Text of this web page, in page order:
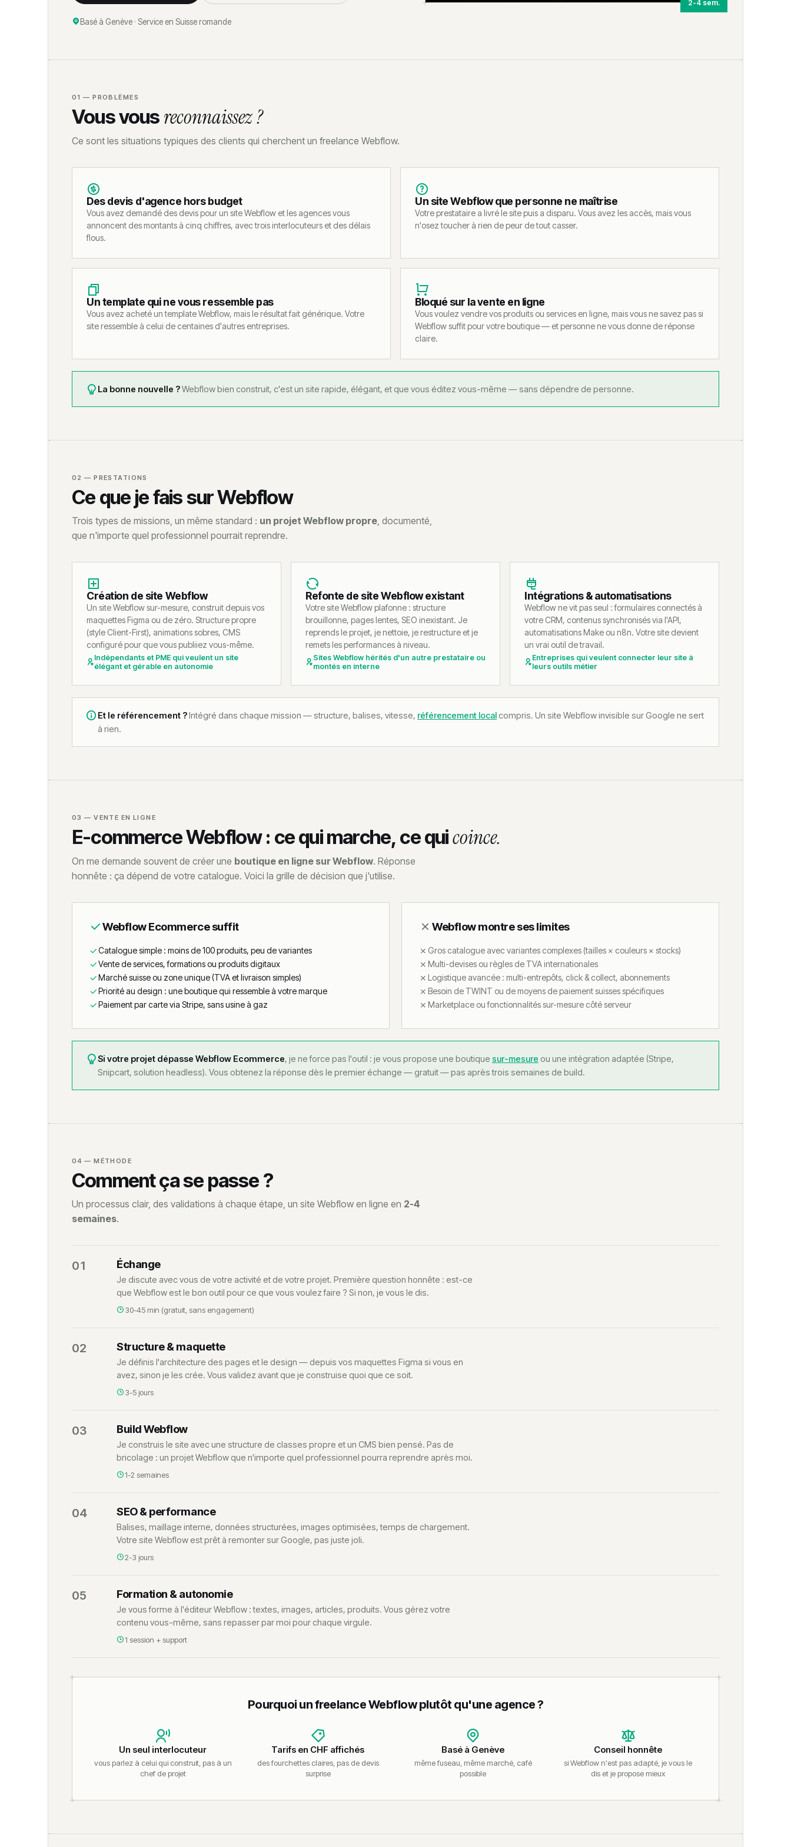
Basé à Genève · Service en Suisse romande
2-4 sem.
01 — PROBLÈMES
Vous vousreconnaissez ?
Ce sont les situations typiques des clients qui cherchent un freelance Webflow.
Des devis d'agence hors budget
Vous avez demandé des devis pour un site Webflow et les agences vous
annoncent des montants à cinq chiffres, avec trois interlocuteurs et des délais
flous.
Un site Webflow que personne ne maîtrise
Votre prestataire a livré le site puis a disparu. Vous avez les accès, mais vous
n'osez toucher à rien de peur de tout casser.
Un template qui ne vous ressemble pas
Vous avez acheté un template Webflow, mais le résultat fait générique. Votre
site ressemble à celui de centaines d'autres entreprises.
Bloqué sur la vente en ligne
Vous voulez vendre vos produits ou services en ligne, mais vous ne savez pas si
Webflow suffit pour votre boutique — et personne ne vous donne de réponse
claire.
La bonne nouvelle ?Webflow bien construit, c'est un site rapide, élégant, et que vous éditez vous-même — sans dépendre de personne.
02 — PRESTATIONS
Ce que je fais sur Webflow
Trois types de missions, un même standard : un projet Webflow propre, documenté,
que n'importe quel professionnel pourrait reprendre.
Création de site Webflow
Un site Webflow sur-mesure, construit depuis vos
maquettes Figma ou de zéro. Structure propre
(style Client-First), animations sobres, CMS
configuré pour que vous publiiez vous-même.
Indépendants et PME qui veulent un site
élégant et gérable en autonomie
Refonte de site Webflow existant
Votre site Webflow plafonne : structure
brouillonne, pages lentes, SEO inexistant. Je
reprends le projet, je nettoie, je restructure et je
remets les performances à niveau.
Sites Webflow hérités d'un autre prestataire ou
montés en interne
Intégrations & automatisations
Webflow ne vit pas seul : formulaires connectés à
votre CRM, contenus synchronisés via l'API,
automatisations Make ou n8n. Votre site devient
un vrai outil de travail.
Entreprises qui veulent connecter leur site à
leurs outils métier
Et le référencement ?Intégré dans chaque mission — structure, balises, vitesse, référencement local compris. Un site Webflow invisible sur Google ne sert
à rien.
03 — VENTE EN LIGNE
E-commerce Webflow : ce qui marche, ce quicoince.
On me demande souvent de créer une boutique en ligne sur Webflow. Réponse
honnête : ça dépend de votre catalogue. Voici la grille de décision que j'utilise.
Webflow Ecommerce suffit
Catalogue simple : moins de 100 produits, peu de variantes
Vente de services, formations ou produits digitaux
Marché suisse ou zone unique (TVA et livraison simples)
Priorité au design : une boutique qui ressemble à votre marque
Paiement par carte via Stripe, sans usine à gaz
Webflow montre ses limites
Gros catalogue avec variantes complexes (tailles × couleurs × stocks)
Multi-devises ou règles de TVA internationales
Logistique avancée : multi-entrepôts, click & collect, abonnements
Besoin de TWINT ou de moyens de paiement suisses spécifiques
Marketplace ou fonctionnalités sur-mesure côté serveur
Si votre projet dépasse Webflow Ecommerce, je ne force pas l'outil : je vous propose une boutique sur-mesure ou une intégration adaptée (Stripe,
Snipcart, solution headless). Vous obtenez la réponse dès le premier échange — gratuit — pas après trois semaines de build.
04 — MÉTHODE
Comment ça se passe ?
Un processus clair, des validations à chaque étape, un site Webflow en ligne en 2-4
semaines.
01 Échange
Je discute avec vous de votre activité et de votre projet. Première question honnête : est-ce
que Webflow est le bon outil pour ce que vous voulez faire ? Si non, je vous le dis.
30-45 min (gratuit, sans engagement)
02 Structure & maquette
Je définis l'architecture des pages et le design — depuis vos maquettes Figma si vous en
avez, sinon je les crée. Vous validez avant que je construise quoi que ce soit.
3-5 jours
03 Build Webflow
Je construis le site avec une structure de classes propre et un CMS bien pensé. Pas de
bricolage : un projet Webflow que n'importe quel professionnel pourra reprendre après moi.
1-2 semaines
04 SEO & performance
Balises, maillage interne, données structurées, images optimisées, temps de chargement.
Votre site Webflow est prêt à remonter sur Google, pas juste joli.
2-3 jours
05 Formation & autonomie
Je vous forme à l'éditeur Webflow : textes, images, articles, produits. Vous gérez votre
contenu vous-même, sans repasser par moi pour chaque virgule.
1 session + support
Pourquoi un freelance Webflow plutôt qu'une agence ?
Un seul interlocuteur
vous parlez à celui qui construit, pas à un
chef de projet
Tarifs en CHF affichés
des fourchettes claires, pas de devis
surprise
Basé à Genève
même fuseau, même marché, café
possible
Conseil honnête
si Webflow n'est pas adapté, je vous le
dis et je propose mieux